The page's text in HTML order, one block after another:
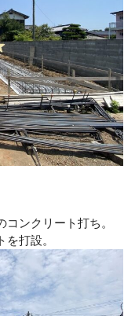
ンクリート打ち。
打設。